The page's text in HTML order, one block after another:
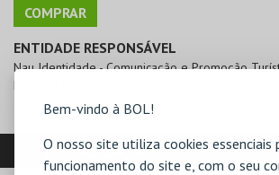
Bem-vindo à BOL!
O nosso site utiliza cookies essenciais
funcionamento do site e, com o seu
COMPRAR
ENTIDADE RESPONSÁVEL
Nau Identidade - Comunicação e Promoção
NIF:
LOCALIZAÇÃO